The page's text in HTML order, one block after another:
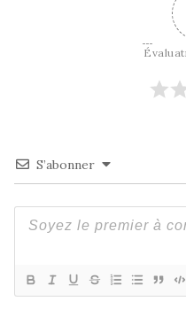
S’abonner